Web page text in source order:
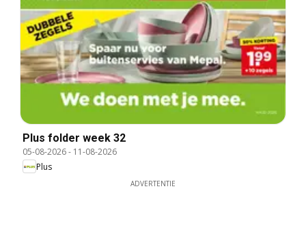
Plus folder week 32
05-08-2026- 11-08-2026
Plus
ADVERTENTIE